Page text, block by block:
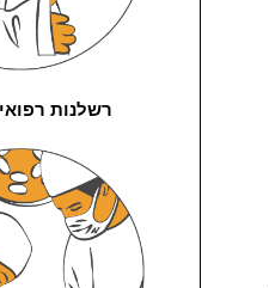
רשלנות